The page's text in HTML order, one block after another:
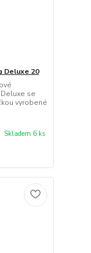
Deluxe 20
se
vyrobené
Skladem 6 ks